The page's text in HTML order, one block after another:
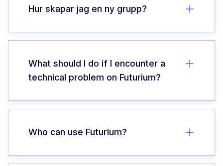
Hur skapar jag en ny grupp?
What should I do if I encounter a
technical problem on Futurium?
Who can use Futurium?